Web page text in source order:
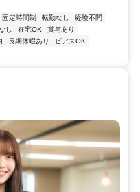
固定時間制 転勤なし
経験不問
し 在宅OK
賞与あり
長期休暇あり
ピアスOK